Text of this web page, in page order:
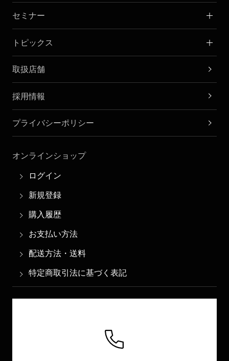
セミナー
トピックス
取扱店舗
採用情報
プライバシーポリシー
オンラインショップ
ログイン
新規登録
購入履歴
お支払い方法
配送方法・送料
特定商取引法に基づく表記